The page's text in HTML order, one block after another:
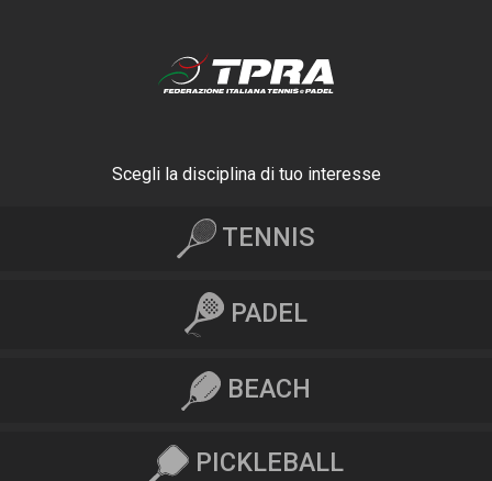
Scegli la disciplina di tuo interesse
TENNIS
PADEL
BEACH
PICKLEBALL